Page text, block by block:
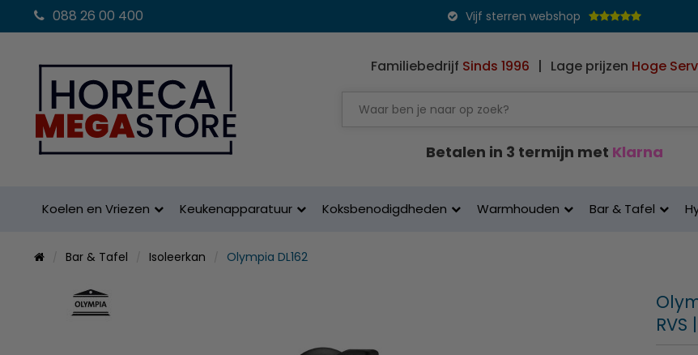
088 26 00 400 Vijf sterren webshop
Familiebedrijf Sinds 1996 | Lage prijzen Hoge
Betalen in 3 termijn met Klarna
Koelen en Vriezen Keukenapparatuur Koksbenodigdheden Warmhouden Bar & Tafel
Bar & Tafel Isoleerkan Olympia DL162
RVS